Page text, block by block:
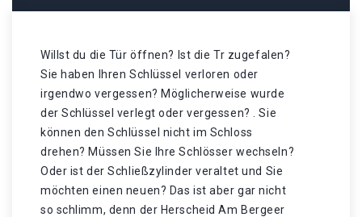
Willst du die Tür öffnen? Ist die Tr zugefalen?
Sie haben Ihren Schlüssel verloren oder
irgendwo vergessen? Möglicherweise wurde
der Schlüssel verlegt oder vergessen? . Sie
können den Schlüssel nicht im Schloss
drehen? Müssen Sie Ihre Schlösser wechseln?
Oder ist der Schließzylinder veraltet und Sie
möchten einen neuen? Das ist aber gar nicht
so schlimm, denn der Herscheid Am Bergeer